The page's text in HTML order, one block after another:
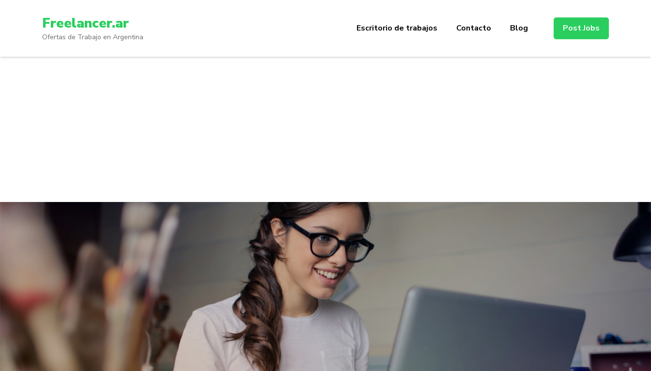
Enter)
Freelancer.ar
Ofertas de Trabajo en Argentina
Escritorio de trabajos Contacto Blog Post Jobs